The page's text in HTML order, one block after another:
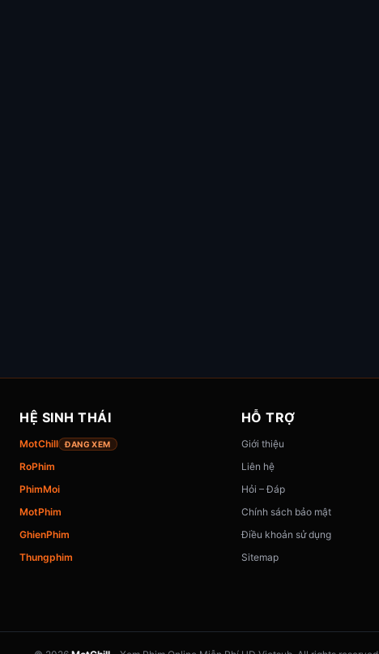
HỆ SINH THÁI
MotChill ĐANG XEM
RoPhim
PhimMoi
MotPhim
GhienPhim
Thungphim
HỖ TRỢ
Giới thiệu
Liên hệ
Hỏi – Đáp
Chính sách bảo mật
Điều khoản sử dụng
Sitemap